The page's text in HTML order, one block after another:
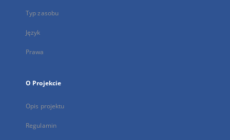
Typ zasobu
Język
Prawa
O Projekcie
Opis projektu
Regulamin